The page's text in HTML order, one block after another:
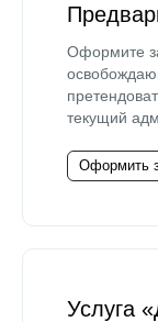
Оформите
текущий
Оформить
Услуга